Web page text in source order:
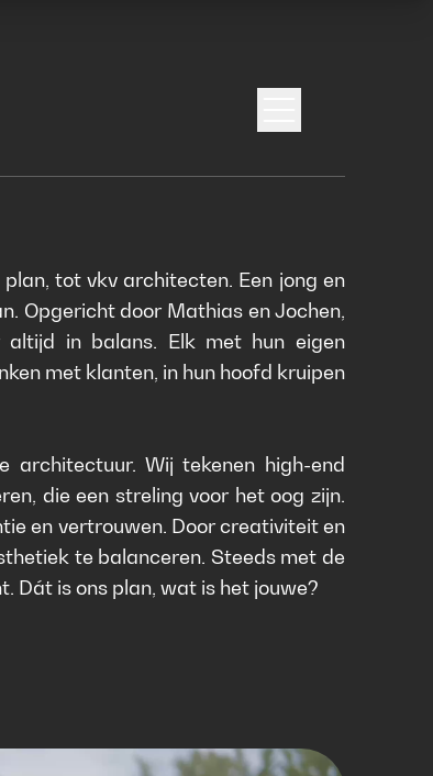
tot vkv architecten. Een jong en
Opgericht door Mathias en Jochen,
in balans. Elk met hun eigen
met klanten, in hun hoofd kruipen
Wij tekenen high-end
die een streling voor het oog zijn.
en vertrouwen. Door creativiteit en
te balanceren. Steeds met de
Dát is ons plan, wat is het jouwe?